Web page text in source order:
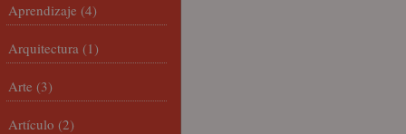
Aprendizaje (4)
Arquitectura (1)
Arte (3)
Artículo (2)